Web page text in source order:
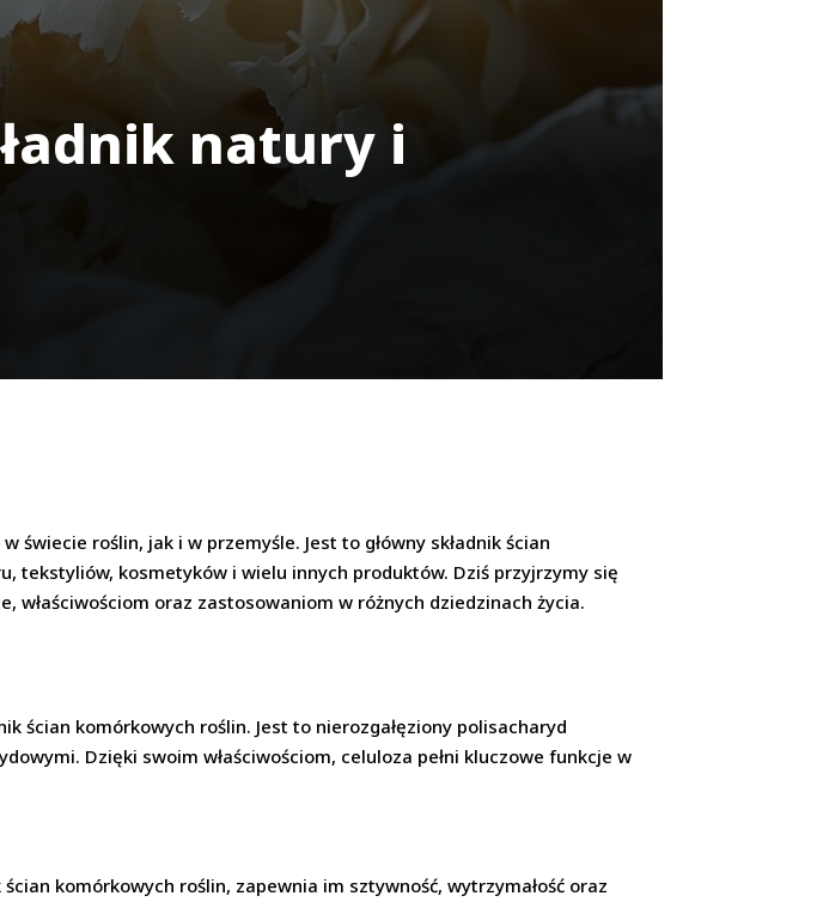
natury i
roślin, jak i w przemyśle. Jest to główny składnik ścian
tekstyliów, kosmetyków i wielu innych produktów. Dziś przyjrzymy się
oraz zastosowaniom w różnych dziedzinach życia.
ścian komórkowych roślin. Jest to nierozgałęziony polisacharyd
Dzięki swoim właściwościom, celuloza pełni kluczowe funkcje w
komórkowych roślin, zapewnia im sztywność, wytrzymałość oraz